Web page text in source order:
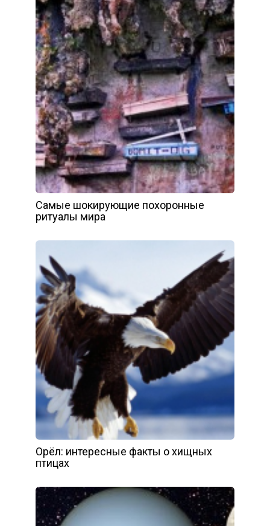
Самые шокирующие похоронные
ритуалы мира
Орёл: интересные факты о хищных
птицах